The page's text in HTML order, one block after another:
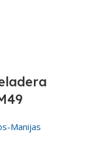
Manijas